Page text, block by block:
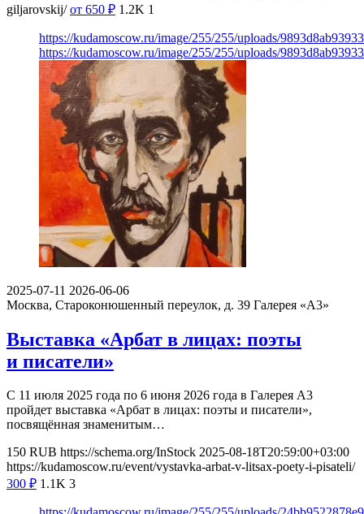
giljarovskij/ от 650 ₽ 1.2K 1
https://kudamoscow.ru/image/255/255/uploads/
https://kudamoscow.ru/image/255/255/uploads/
2025-07-11 2026-06-06
Москва, Староконюшенный переулок, д. 39 Галерея «А3»
Выставка «Арбат в лицах: поэты
и писатели»
С 11 июля 2025 года по 6 июня 2026 года в Галерея А3
пройдет выставка «Арбат в лицах: поэты и писатели»,
посвящённая знаменитым…
150 RUB https://schema.org/InStock 2025-08-18T20:59:00+03:00
https://kudamoscow.ru/event/vystavka-arbat-v-litsax-poety-i-pisateli/
300 ₽ 1.1K 3